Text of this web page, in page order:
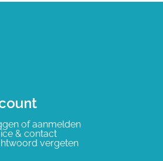
of aanmelden
& contact
vergeten